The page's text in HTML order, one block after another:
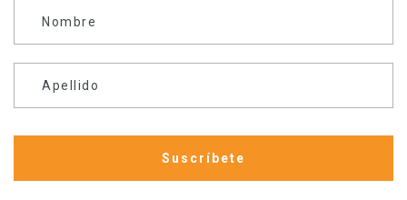
Nombre
Apellido